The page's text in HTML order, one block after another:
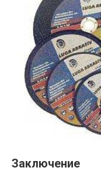
Заключение